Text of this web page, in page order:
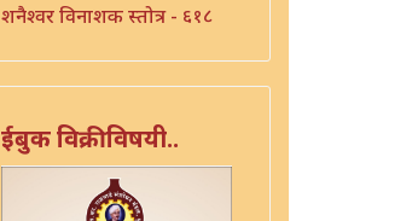
शनैश्वर विनाशक स्तोत्र - ६१८
शनैश्वर स्तोत्र - ६१८ स्तो. १९२
शाळग्राम स्तोत्र - ६१८ स्तो. १९५
शितला स्तोत्र - ६१८ स्तो. २२०
ईबुक विक्रीविषयी..